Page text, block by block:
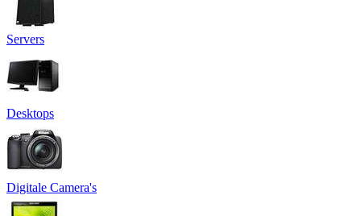
Servers
Desktops
Digitale Camera's